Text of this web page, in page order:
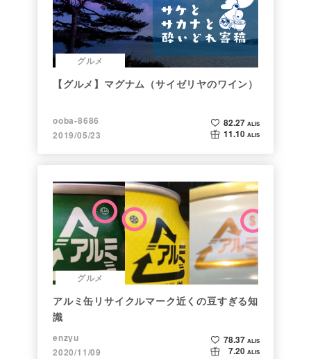
グルメ
【グルメ】マグナム（サイゼリヤのワイン）
ooba-8686
2019/05/23
82.27 ALIS
11.10 ALIS
グルメ
アルミ缶リサイクルマーク近くの豆すぎる知
識
enzyu
2020/11/09
78.37 ALIS
7.20 ALIS